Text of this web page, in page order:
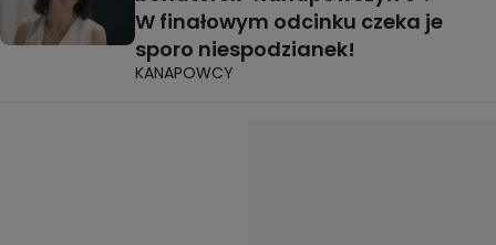
W finałowym odcinku czeka je
sporo niespodzianek!
KANAPOWCY